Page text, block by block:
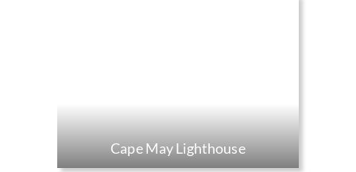
Cape May Lighthouse